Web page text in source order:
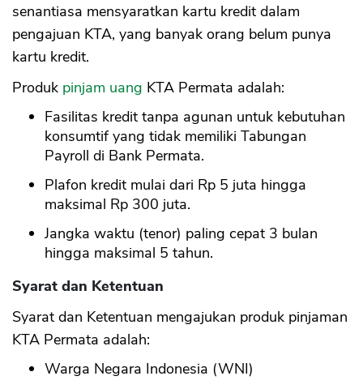
senantiasa mensyaratkan kartu kredit dalam
pengajuan KTA, yang banyak orang belum punya
kartu kredit.
Produk pinjam uang KTA Permata adalah:
Fasilitas kredit tanpa agunan untuk kebutuhan
konsumtif yang tidak memiliki Tabungan
Payroll di Bank Permata.
Plafon kredit mulai dari Rp 5 juta hingga
maksimal Rp 300 juta.
Jangka waktu (tenor) paling cepat 3 bulan
hingga maksimal 5 tahun.
Syarat dan Ketentuan
Syarat dan Ketentuan mengajukan produk pinjaman
KTA Permata adalah:
Warga Negara Indonesia (WNI)